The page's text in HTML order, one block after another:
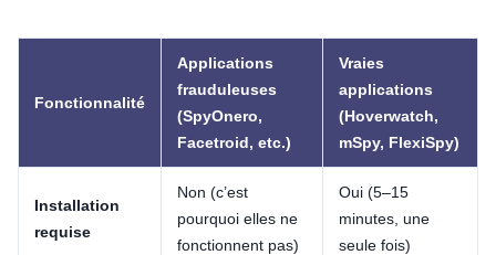
Fonctionnalité
Applications
frauduleuses
(SpyOnero,
Facetroid, etc.)
Vraies
applications
(Hoverwatch,
mSpy, FlexiSpy)
Installation
requise
Non (c’est
pourquoi elles ne
fonctionnent pas)
Oui (5–15
minutes, une
seule fois)